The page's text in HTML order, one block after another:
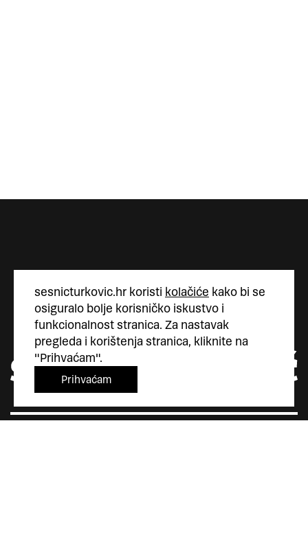
sesnicturkovic.hr koristi kolačiće kako bi se
osiguralo bolje korisničko iskustvo i
funkcionalnost stranica. Za nastavak
pregleda i korištenja stranica, kliknite na
"Prihvaćam".
Prihvaćam